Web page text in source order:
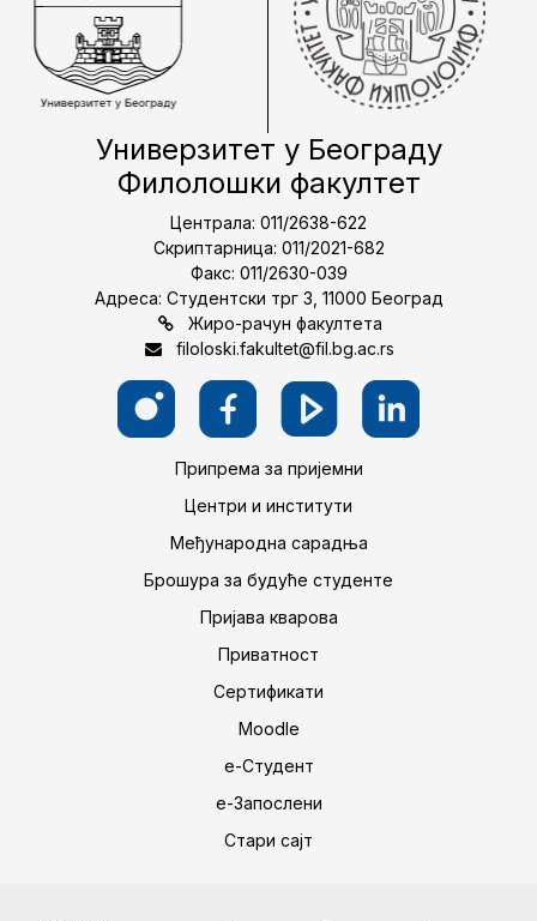
Универзитет у Београду
Филолошки факултет
Централа: 011/2638-622
Скриптарница: 011/2021-682
Факс: 011/2630-039
Адреса: Студентски трг 3, 11000 Београд
Жиро-рачун факултета
filoloski.fakultet@fil.bg.ac.rs
Припрема за пријемни
Центри и институти
Међународна сарадња
Брошура за будуће студенте
Пријава кварова
Приватност
Сертификати
Moodle
е-Студент
е-Запослени
Стари сајт